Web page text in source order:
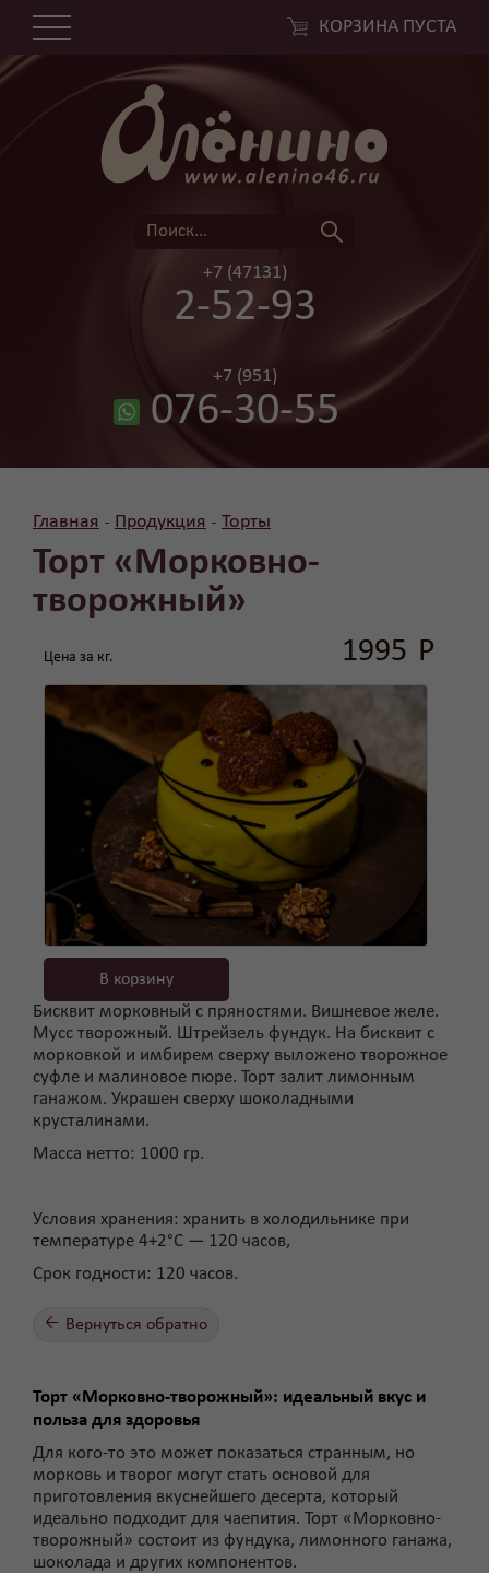
+7 (47131)
2-52-93
+7 (951)
076-30-55
КОРЗИНА ПУСТА
Главная - Продукция - Торты
Торт «Морковно-
творожный»
Цена за кг. Р
1995
В корзину
Бисквит морковный с пряностями. Вишневое желе.
Мусс творожный. Штрейзель фундук. На бисквит с
морковкой и имбирем сверху выложено творожное
суфле и малиновое пюре. Торт залит лимонным
ганажом. Украшен сверху шоколадными
крусталинами.
Macca нeтто: 1000 гр.
Условия хранения: хранить в холодильнике при
температуре 4+2°С — 120 часов,
Срок годности: 120 часов.
← Вернуться обратно
Торт «Морковно-творожный»: идеальный вкус и
польза для здоровья
Для кого-то это может показаться странным, но
морковь и творог могут стать основой для
приготовления вкуснейшего десерта, который
идеально подходит для чаепития. Торт «Морковно-
творожный» состоит из фундука, лимонного ганажа,
шоколада и других компонентов.